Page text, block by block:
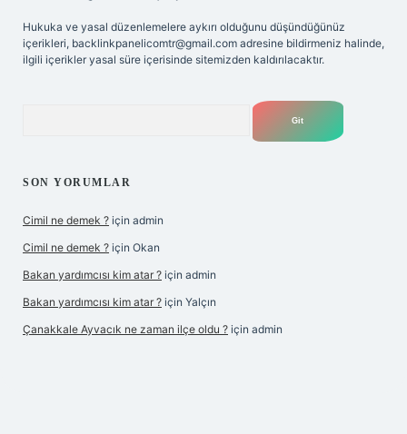
Hukuka ve yasal düzenlemelere aykırı olduğunu düşündüğünüz
içerikleri, backlinkpanelicomtr@gmail.com adresine bildirmeniz halinde,
ilgili içerikler yasal süre içerisinde sitemizden kaldırılacaktır.
SON YORUMLAR
Cimil ne demek ? için admin
Cimil ne demek ? için Okan
Bakan yardımcısı kim atar ? için admin
Bakan yardımcısı kim atar ? için Yalçın
Çanakkale Ayvacık ne zaman ilçe oldu ? için admin